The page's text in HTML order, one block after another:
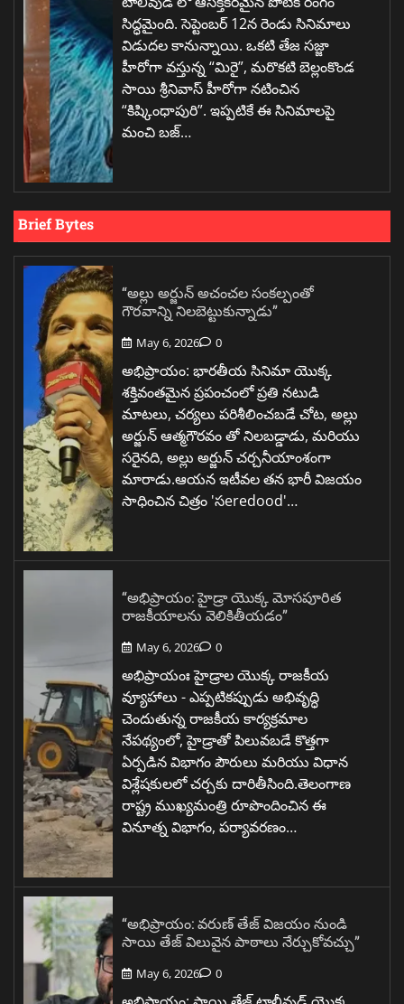
సిద్ధమైంది. సెప్టెంబర్ 12న రెండు సినిమాలు
విడుదల కానున్నాయి. ఒకటి తేజ సజ్జా
హీరోగా వస్తున్న “మిరై”, మరొకటి బెల్లంకొండ
సాయి శ్రీనివాస్ హీరోగా నటించిన
“కిష్కింధాపురి”. ఇప్పటికే ఈ సినిమాలపై
మంచి బజ్…
Brief Bytes
“అల్లు అర్జున్ అచంచల సంకల్పంతో
గౌరవాన్ని నిలబెట్టుకున్నాడు”
May 6, 2026 0
అభిప్రాయం: భారతీయ సినిమా యొక్క
శక్తివంతమైన ప్రపంచంలో ప్రతి నటుడి
మాటలు, చర్యలు పరిశీలించబడే చోట, అల్లు
అర్జున్ ఆత్మగౌరవం తో నిలబడ్డాడు, మరియు
సరైనది, అల్లు అర్జున్ చర్చనీయాంశంగా
మారాడు.ఆయన ఇటీవల తన భారీ విజయం
సాధించిన చిత్రం 'సeredood'…
“అభిప్రాయం: హైడ్రా యొక్క మోసపూరిత
రాజకీయాలను వెలికితీయడం”
May 6, 2026 0
అభిప్రాయంః హైడ్రాల యొక్క రాజకీయ
వ్యూహాలు - ఎప్పటికప్పుడు అభివృద్ధి
చెందుతున్న రాజకీయ కార్యక్రమాల
నేపథ్యంలో, హైడ్రాతో పిలువబడే కొత్తగా
ఏర్పడిన విభాగం పౌరులు మరియు విధాన
విశ్లేషకులలో చర్చకు దారితీసింది.తెలంగాణ
రాష్ట్ర ముఖ్యమంత్రి రూపొందించిన ఈ
వినూత్న విభాగం, పర్యావరణం…
“అభిప్రాయం: వరుణ్ తేజ్ విజయం నుండి
సాయి తేజ్ విలువైన పాఠాలు నేర్చుకోవచ్చు”
May 6, 2026 0